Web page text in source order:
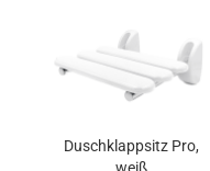
Duschklappsitz Pro,